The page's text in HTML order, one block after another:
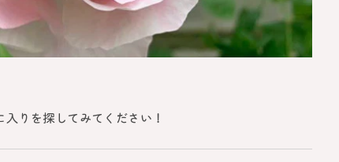
りを探してみてください！